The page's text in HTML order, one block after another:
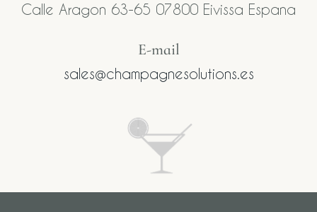
Calle Aragon 63-65 07800 Eivissa Espana
E-mail​
sales@champagnesolutions.es